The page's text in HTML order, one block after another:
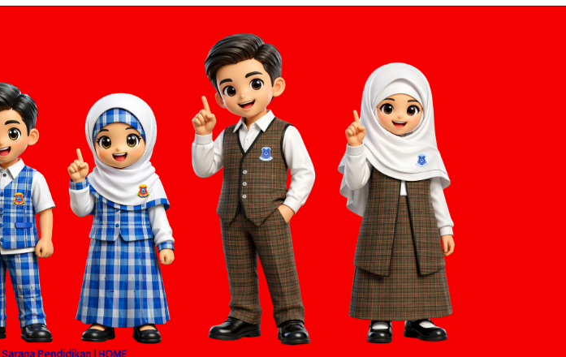
Sarana Pendidikan |HOME